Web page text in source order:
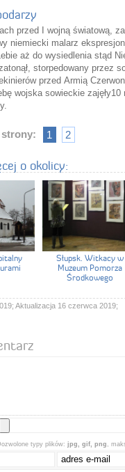
przed I wojną światową,
niemiecki malarz
aż do wysiedlenia stąd
storpedowany przez
przed Armią
wojska sowieckie
strony: 1 2
o okolicy:
Słupsk. Witkacy w
Muzeum Pomorza
Środkowego
Aktualizacja 16 czerwca 2019;
typy plików: jpg, gif, png ,